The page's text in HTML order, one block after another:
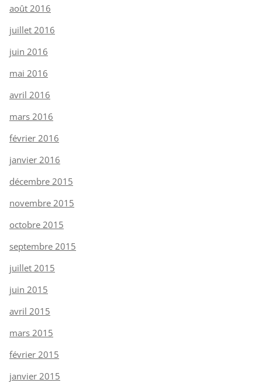
août 2016
juillet 2016
juin 2016
mai 2016
avril 2016
mars 2016
février 2016
janvier 2016
décembre 2015
novembre 2015
octobre 2015
septembre 2015
juillet 2015
juin 2015
avril 2015
mars 2015
février 2015
janvier 2015